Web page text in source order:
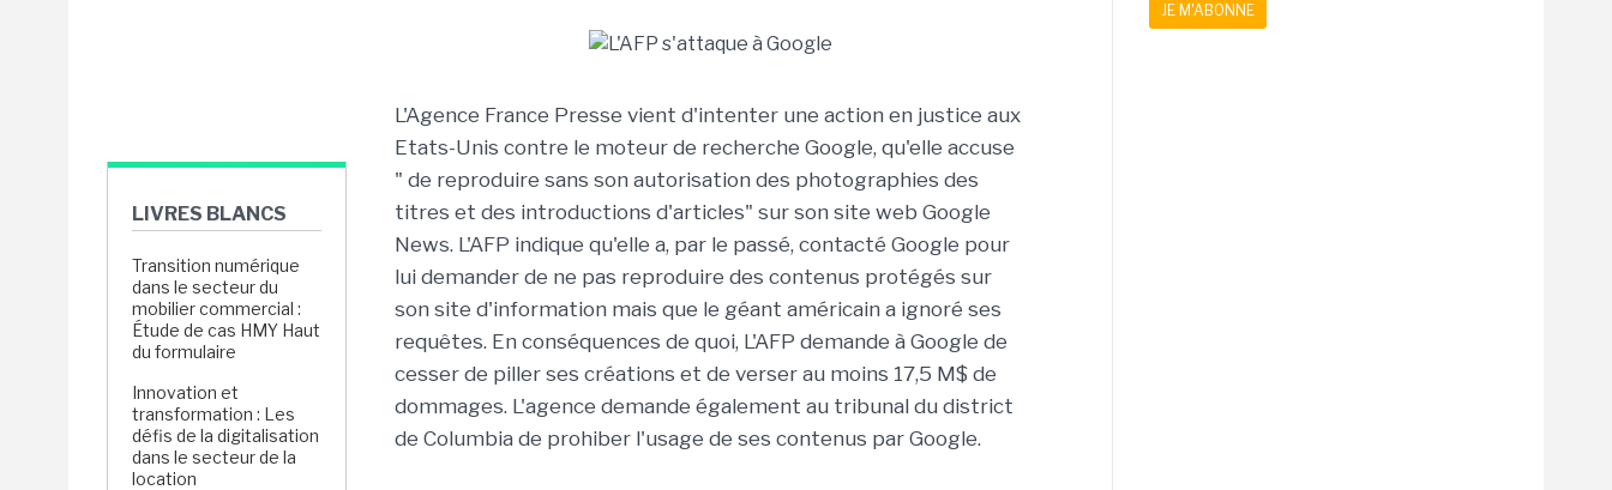
LIVRES BLANCS
Transition numérique
dans le secteur du
mobilier commercial :
Étude de cas HMY Haut
du formulaire
Innovation et
transformation : Les
défis de la digitalisation
dans le secteur de la
location
L'Agence France Presse vient d'intenter une action en justice aux
Etats-Unis contre le moteur de recherche Google, qu'elle accuse
" de reproduire sans son autorisation des photographies des
titres et des introductions d'articles" sur son site web Google
News. L'AFP indique qu'elle a, par le passé, contacté Google pour
lui demander de ne pas reproduire des contenus protégés sur
son site d'information mais que le géant américain a ignoré ses
requêtes. En conséquences de quoi, L'AFP demande à Google de
cesser de piller ses créations et de verser au moins 17,5 M$ de
dommages. L'agence demande également au tribunal du district
de Columbia de prohiber l'usage de ses contenus par Google.
JE M'ABONNE